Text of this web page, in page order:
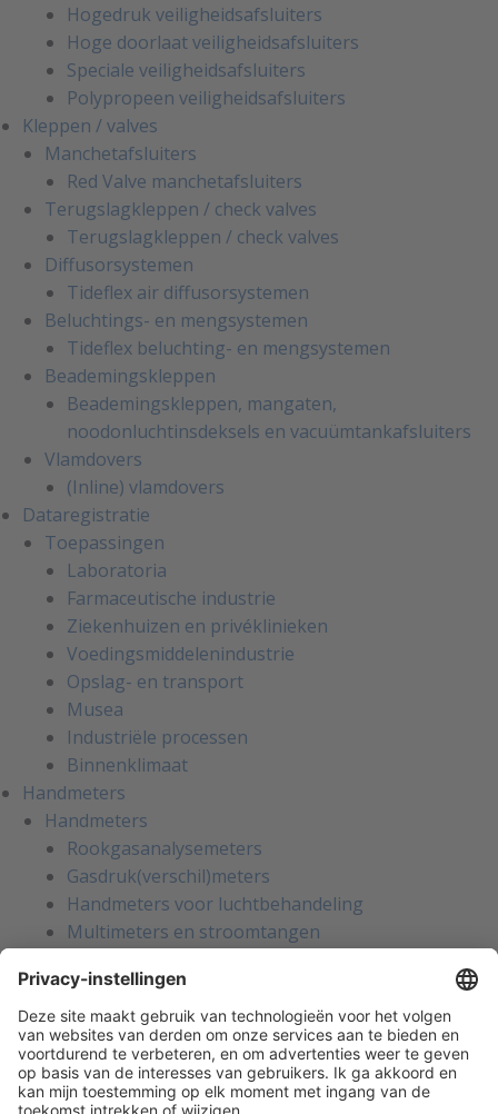
Hogedruk veiligheidsafsluiters
Hoge doorlaat veiligheidsafsluiters
Speciale veiligheidsafsluiters
Polypropeen veiligheidsafsluiters
Kleppen / valves
Manchetafsluiters
Red Valve manchetafsluiters
Terugslagkleppen / check valves
Terugslagkleppen / check valves
Diffusorsystemen
Tideflex air diffusorsystemen
Beluchtings- en mengsystemen
Tideflex beluchting- en mengsystemen
Beademingskleppen
Beademingskleppen, mangaten,
noodonluchtinsdeksels en vacuümtankafsluiters
Vlamdovers
(Inline) vlamdovers
Dataregistratie
Toepassingen
Laboratoria
Farmaceutische industrie
Ziekenhuizen en privéklinieken
Voedingsmiddelenindustrie
Opslag- en transport
Musea
Industriële processen
Binnenklimaat
Handmeters
Handmeters
Rookgasanalysemeters
Gasdruk(verschil)meters
Handmeters voor luchtbehandeling
Multimeters en stroomtangen
Apparatentesters voor NEN-3140
Handmeters voor koeltechniek
Inregelinstrumenten voor water
Gaslekzoekers
Persoonlijke bescherming